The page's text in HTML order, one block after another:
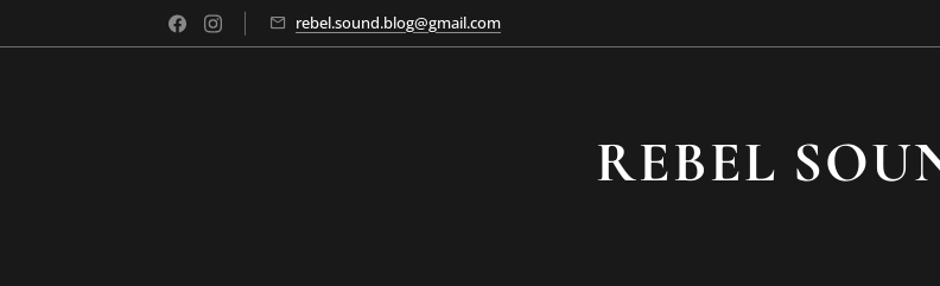
rebel.sound.blog@gmail.com
REBEL